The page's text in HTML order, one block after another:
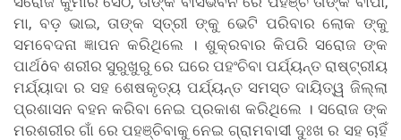
ମା, ବଡ଼ ଭାଇ, ତାଙ୍କ ସ୍ତ୍ରୀ ଙ୍କୁ ଭେଟି ପରିବାର ଲୋକ ଙ୍କୁ
ସମବେଦନା ଜ୍ଞାପନ କରିଥିଲେ । ଶୁକ୍ରବାର କିପରି ସରୋଜ ଙ୍କ
ପାର୍ଥôବ ଶରୀର ସୁରୁଖୁରୁ ରେ ଘରେ ପହଂଚିବା ପର୍ଯ୍ୟନ୍ତ ରାଷ୍ଟ୍ରୀୟ
ମର୍ଯ୍ୟାଦା ର ସହ ଶେଷକୃତ୍ୟ ପର୍ଯ୍ୟନ୍ତ ସମସ୍ତ ଦାୟିତ୍ୱ ଜିଲ୍ଲା
ପ୍ରଶାସନ ବହନ କରିବା ନେଇ ପ୍ରକାଶ କରିଥିଲେ । ସରୋଜ ଙ୍କ
ମରଶରୀର ଗାଁ ରେ ପହଞ୍ଚିବାକୁ ନେଇ ଗ୍ରାମବାସୀ ଦୁଃଖ ର ସହ ଚାହିଁ